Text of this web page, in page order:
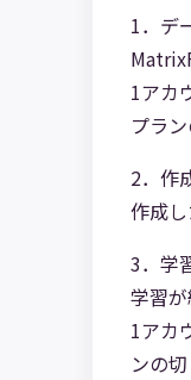
1．デ
1アカ
プラ
2．作
作成し
3．学
学習
1アカ
ンの